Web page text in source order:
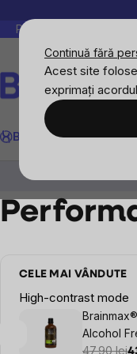
Continuă fără
Acest site
exprimați
Peste 200.000 de
BrainMax
Sport
CELE MAI VÂNDUTE
High-contrast mode
Alcohol
de
47,90 lei